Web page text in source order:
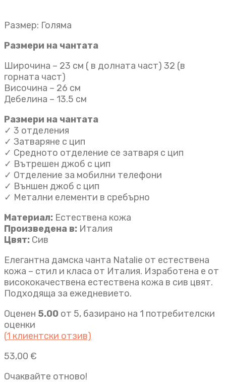
Размер: Голяма
Размери на чантата
Широчина – 23 см ( в долната част) 32 (в
горната част)
Височина – 26 см
Дебелина – 13.5 см
Размери на чантата
✓ 3 отделения
✓ Затваряне с цип
✓ Средното отделение се затваря с цип
✓ Вътрешен джоб с цип
✓ Отделение за мобилни телефони
✓ Външен джоб с цип
✓ Метални елементи в сребърно
Материал: Естествена кожа
Произведена в: Италия
Цвят: Сив
Елегантна дамска чанта Natalie от естествена
кожа – стил и класа от Италия. Изработена е от
висококачествена естествена кожа в сив цвят.
Подходяща за ежедневието.
Оценен 5.00 от 5, базирано на 1 потребителски
оценки
(1 клиентски отзив)
53,00 €
Очаквайте отново!